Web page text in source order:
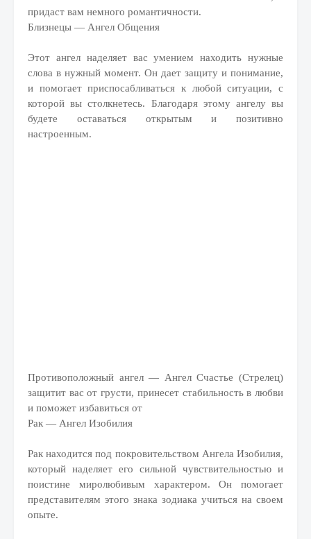
придаст вам немного романтичности.
Близнецы — Ангел Общения
Этот ангел наделяет вас умением находить нужные
слова в нужный момент. Он дает защиту и понимание,
и помогает приспосабливаться к любой ситуации, с
которой вы столкнетесь. Благодаря этому ангелу вы
будете оставаться открытым и позитивно
настроенным.
Противоположный ангел — Ангел Счастье (Стрелец)
защитит вас от грусти, принесет стабильность в любви
и поможет избавиться от
Рак — Ангел Изобилия
Рак находится под покровительством Ангела Изобилия,
который наделяет его сильной чувствительностью и
поистине миролюбивым характером. Он помогает
представителям этого знака зодиака учиться на своем
опыте.